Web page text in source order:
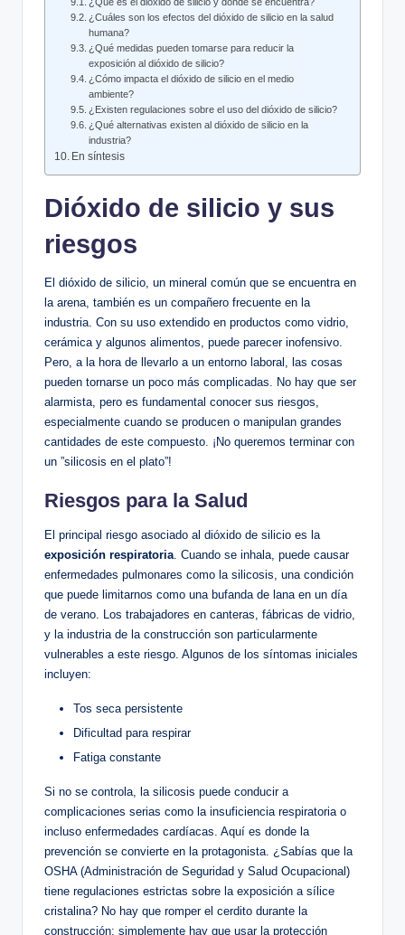
¿Cuáles son los⁣ efectos del dióxido de silicio en la ⁢salud
humana?
¿Qué medidas pueden tomarse​ para reducir la
exposición al ‍dióxido de silicio?
¿Cómo impacta el dióxido de⁣ silicio en el ⁤medio‌
ambiente?
¿Existen regulaciones sobre el uso del dióxido de silicio?
¿Qué⁣ alternativas existen al‍ dióxido ⁢de silicio en la
industria?
En síntesis
Dióxido de silicio y sus
riesgos
El dióxido de‌ silicio, un mineral común que⁢ se‍ encuentra en
la arena,‌ también​ es un ⁣compañero frecuente en la
industria.​ Con su uso extendido en productos como vidrio,
cerámica y ⁣algunos alimentos, puede parecer inofensivo. ​
Pero, a la hora de llevarlo a un entorno‍ laboral, las cosas
pueden‍ tornarse ⁣un poco más⁤ complicadas. No hay que ser
alarmista, pero es fundamental ‌conocer sus riesgos,
especialmente cuando se producen o manipulan grandes
cantidades de este ​compuesto. ¡No​ queremos⁢ terminar‌ con
un ⁢”silicosis en ⁣el plato”!
Riesgos ‍para la Salud
El principal riesgo asociado al dióxido de silicio es la
exposición respiratoria. Cuando se inhala, ⁣puede causar
enfermedades ‌pulmonares como la silicosis, una condición
⁢que puede limitarnos⁢ como una bufanda de lana en un​ día
de verano. Los trabajadores en canteras,‌ fábricas de vidrio,
y la industria de⁤ la construcción son particularmente
vulnerables a este riesgo. Algunos ‍de ⁣los ⁢síntomas iniciales
incluyen:
Tos seca persistente
Dificultad para respirar
Fatiga constante
Si no se controla, la silicosis ‍puede ⁣conducir a
complicaciones serias como la insuficiencia respiratoria o
incluso enfermedades cardíacas. Aquí es donde ‍la
⁢prevención se ⁣convierte en ⁣la protagonista. ¿Sabías que la
OSHA (Administración de‌ Seguridad y Salud Ocupacional)
tiene ​regulaciones estrictas‌ sobre la exposición a sílice
cristalina? No hay⁢ que ‌romper el cerdito durante la
construcción; simplemente hay ​que usar la protección